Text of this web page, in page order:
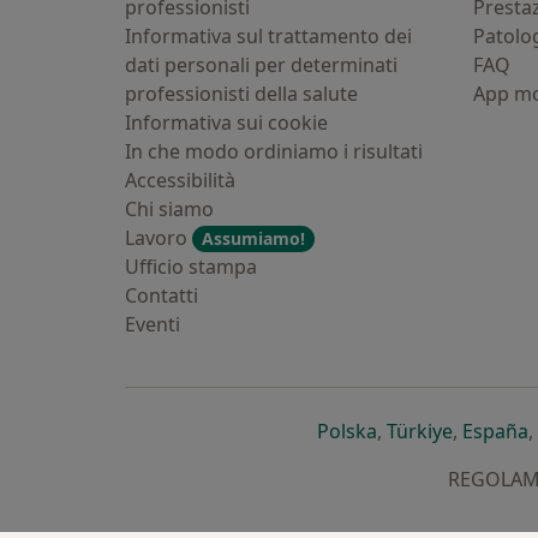
professionisti
Informativa sul trattamento dei
dati personali per determinati
professionisti della salute
Informativa sui cookie
In che modo ordiniamo i risultati
Accessibilità
Chi siamo
Lavoro
Assumiamo!
Ufficio stampa
Contatti
Eventi
FAQ
App
Polskasi apre in una
, Türkiyesi apre
, España,